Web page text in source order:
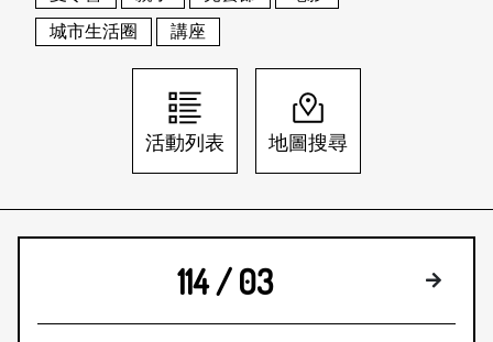
刊物索取地點
刊登活動
網站導覽 English
日本語 登入/註冊
城市生活圈
講座
活動列表 地圖搜尋
114 / 03 下個月